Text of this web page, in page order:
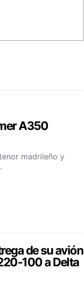
A350
madrileño y
de su avión
100 a Delta